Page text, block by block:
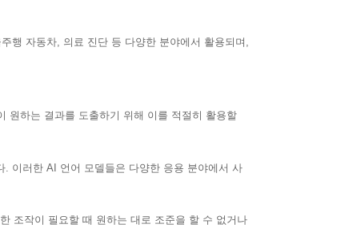
행 자동차, 의료 진단 등 다양한 분야에서 활용되며,
원하는 결과를 도출하기 위해 이를 적절히 활용할
이러한 AI 언어 모델들은 다양한 응용 분야에서 사
조작이 필요할 때 원하는 대로 조준을 할 수 없거나